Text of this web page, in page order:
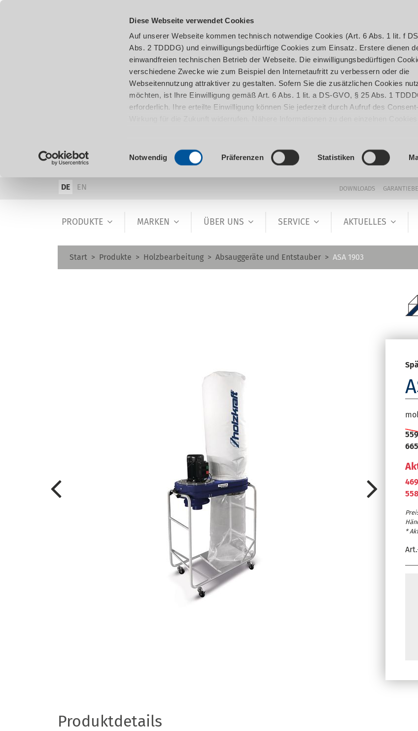
Diese Webseite verwendet Cookies
Auf unserer Webseite kommen technisch notwendige Cookies (Art. 6 Abs. 1 lit. f
Abs. 2 TDDDG) und einwilligungsbedürftige Cookies zum Einsatz. Erstere dienen
einwandfreien technischen Betrieb der Webseite. Die einwilligungsbedürftigen
verschiedene Zwecke wie zum Beispiel den Internetaufritt zu verbessern oder die
Webseitennutzung attraktiver zu gestalten. Sofern Sie die zusätzlichen Cookies
möchten, ist Ihre Einwilligung gemäß Art. 6 Abs. 1 lit. a DS-GVO, § 25 Abs. 1
erforderlich. Ihre erteilte Einwilligung können Sie jederzeit durch Aufruf des
Einwilligungsauswahl
Notwendig Präferenzen Statistiken
DE EN DOWNLOADS
PRODUKTE MARKEN ÜBER UNS SERVICE AKTUELLES
Start Produkte Holzbearbeitung Absauggeräte und Entstauber ASA 1903
Um
*
Produktdetails